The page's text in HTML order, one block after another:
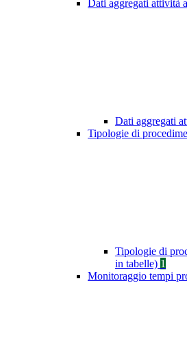
Dati aggregati attività
Dati aggregati
Tipologie di
Tipologie di
in tabelle) 1
Monitoraggio tempi